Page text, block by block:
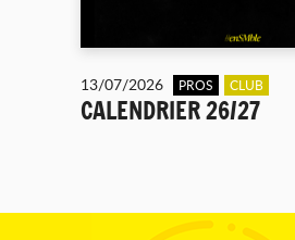
13/07/2026 PROS CLUB
CALENDRIER 26/27